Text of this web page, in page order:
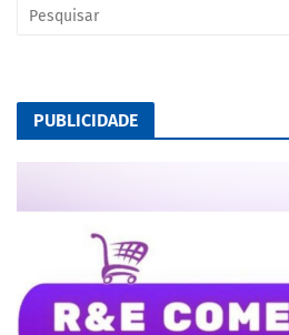
PUBLICIDADE